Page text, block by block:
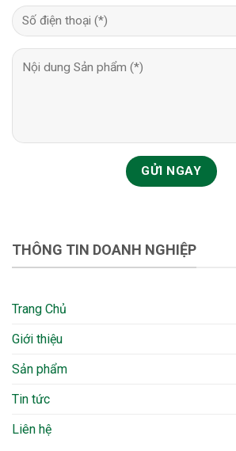
THÔNG TIN DOANH NGHIỆP
Trang Chủ
Giới thiệu
Sản phẩm
Tin tức
Liên hệ